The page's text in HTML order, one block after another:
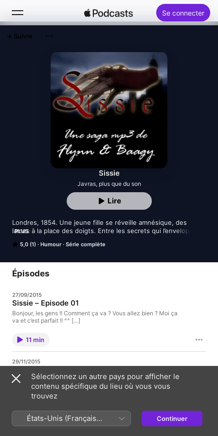
Se connecter
Nouveautés
Classements
Sissie
Javras, plus que du son
5,0 (1) Humour Série complète
Londres, 1854. Une jeune fille se réveille amnésique, des
lames à la place des doigts. Entre les secrets qui l’enveloppent
découvrir qui elle est, et… Donner un sens à sa vie ? | Une
Team Javras. Une co-production Javras et Totypice.
PLUS
Lire
Suivre
Épisodes
27/09/2015
Sissie – Episode 01
Bonjour, les gens !! Comment ça va ? Vous allez bien ? Moi ça
va et c’est parfait !! ^^ […]
11 min
29/11/2015
Bonjour, les gens !! Et me revoilà pour une nouvelle sortie. On
s’approche petit à petit de la fin de […]
Sélectionnez un autre pays pour afficher le
contenu spécifique du lieu où vous vous
trouvez
États-Unis (Français
France)
Continuer